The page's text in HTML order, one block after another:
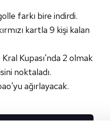
farkı bire indirdi.
kartla 9 kişi kalan
Kupası'nda 2 olmak
noktaladı.
ağırlayacak.